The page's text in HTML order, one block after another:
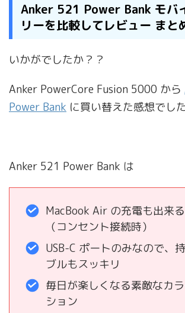
Anker 521 Power Bank モバ
リーを比較してレビュー まと
いかがでしたか？？
Anker PowerCore Fusion 5000 から
Power Bank に買い替えた感想でした
Anker 521 Power Bank は
MacBook Air の充電も出来
（コンセント接続時）
USB-C ポートのみなので、
ブルもスッキリ
毎日が楽しくなる素敵なカ
ション